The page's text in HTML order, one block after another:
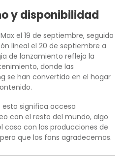
y disponibilidad
el 19 de septiembre, seguida
lineal el 20 de septiembre a
de lanzamiento refleja la
donde las
se han convertido en el hogar
esto significa acceso
con el resto del mundo, algo
caso con las producciones de
que los fans agradecemos.